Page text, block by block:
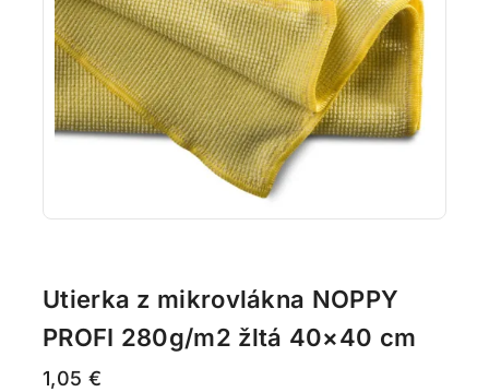
Utierka z mikrovlákna NOPPY
PROFI 280g/m2 žltá 40×40 cm
1,05 €
2 produktov predaných za posledných 16 hodín